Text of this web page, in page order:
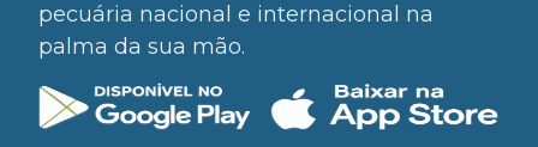
pecuária nacional e internacional na
palma da sua mão.